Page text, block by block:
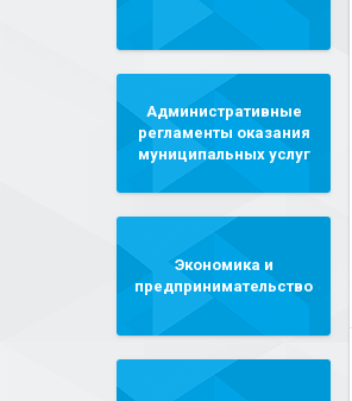
Административные
регламенты оказания
муниципальных услуг
Экономика и
предпринимательство